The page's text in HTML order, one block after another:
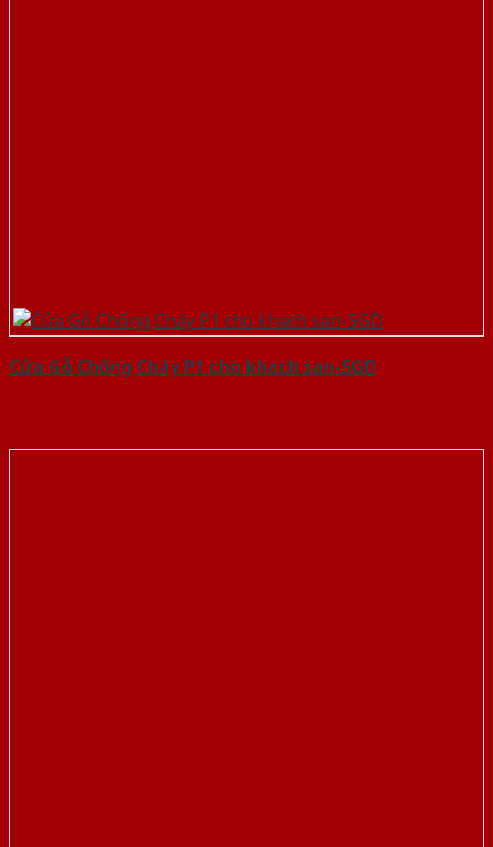
Cửa Gỗ Chống Cháy P1 cho khach san-SGD